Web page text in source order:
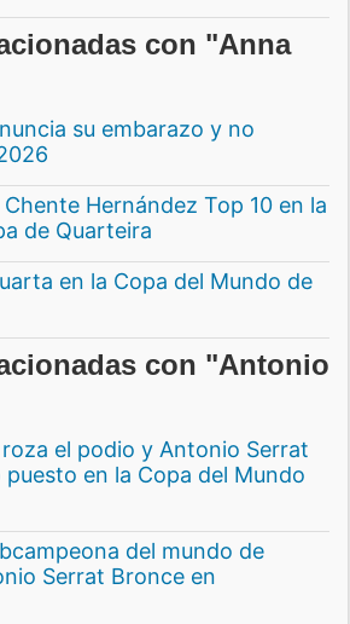
con "Anna
su embarazo y no
Hernández Top 10 en la
de Quarteira
en la Copa del Mundo de
con "Antonio
el podio y Antonio Serrat
en la Copa del Mundo
del mundo de
Serrat Bronce en